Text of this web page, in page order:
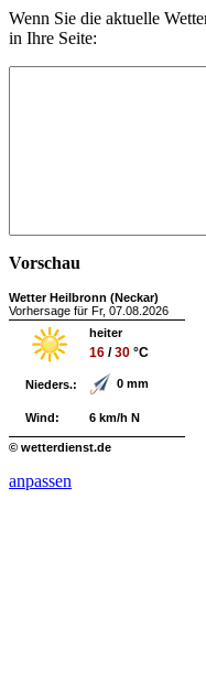
Wenn Sie die aktuelle
in Ihre Seite:
Vorschau
Wetter Heilbronn (Neckar)
Vorhersage für Fr, 07.08.2026
heiter
16 /30 °C
Nieders.: 0 mm
Wind: 6 km/h N
© wetterdienst.de
anpassen